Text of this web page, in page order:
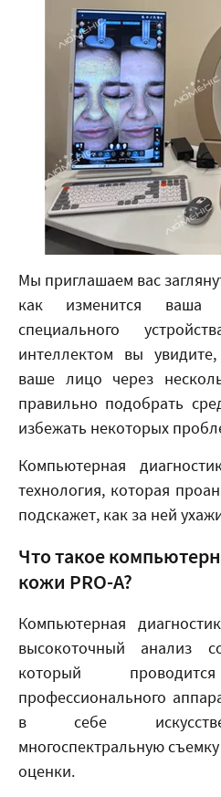
Мы приглашаем вас
как изменится
специального
интеллектом вы
ваше лицо через
правильно подобрать
избежать некоторых
Компьютерная
технология, которая
подскажет, как за ней
Что такое
кожи PRO-A?
Компьютерная
высокоточный анализ
который
профессионального
в себе
многоспектральную
оценки.